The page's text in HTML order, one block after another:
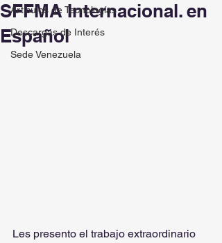
Artículos de Tecnologías
Descargas de Interés
Sede Venezuela
SFFMA Internacional. en
Español
Les presento el trabajo extraordinario